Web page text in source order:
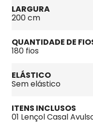
LARGURA
200 cm
QUANTIDADE DE
180 fios
ELÁSTICO
Sem elástico
ITENS INCLUSOS
01 Lençol Casal